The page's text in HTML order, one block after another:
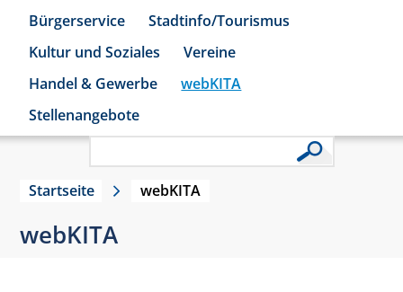
Bürgerservice
Stadtinfo/Tourismus
Kultur und Soziales
Vereine
Handel & Gewerbe
webKITA
Stellenangebote
Startseite webKITA
webKITA